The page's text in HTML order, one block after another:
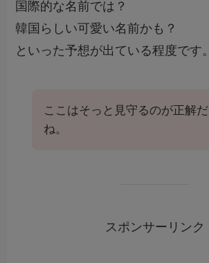
国際的な名前では？
韓国らしい可愛い名前かも？
といった予想が出ている程度です。
ここはそっと見守るのが正解だ
ね。
スポンサーリンク